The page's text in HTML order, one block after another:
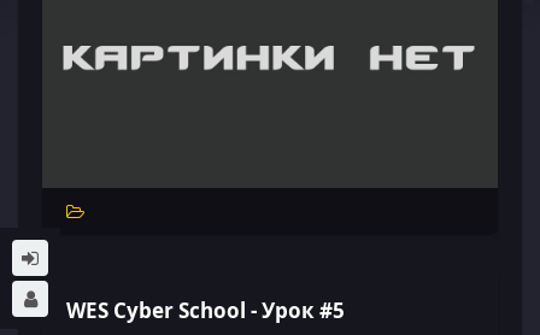
WES Cyber School - Урок #5